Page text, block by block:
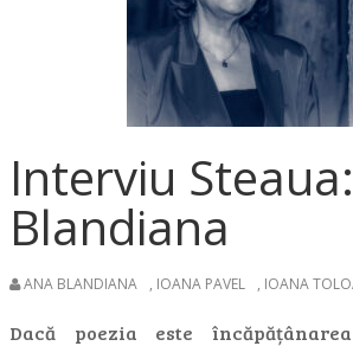
Interviu
Blandiana
ANA BLANDIANA , IOANA PAVEL , IOANA
Dacă poezia este